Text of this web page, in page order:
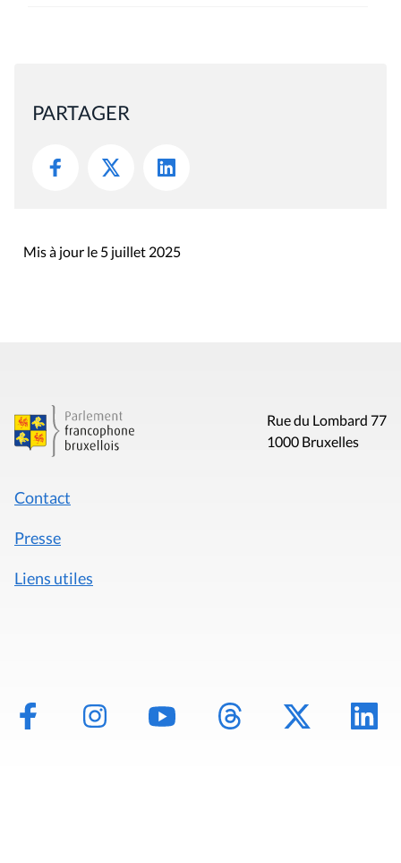
PARTAGER
Mis à jour le 5 juillet 2025
Rue du Lombard 77
1000 Bruxelles
Contact
Presse
Liens utiles